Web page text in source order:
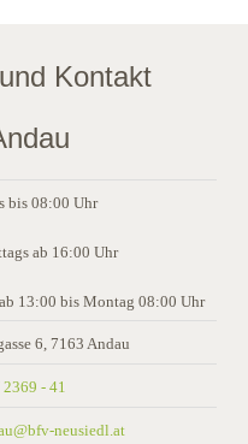
Kontakt
bis 08:00 Uhr
ab 16:00 Uhr
13:00 bis Montag 08:00 Uhr
6, 7163 Andau
- 41
neusiedl.at